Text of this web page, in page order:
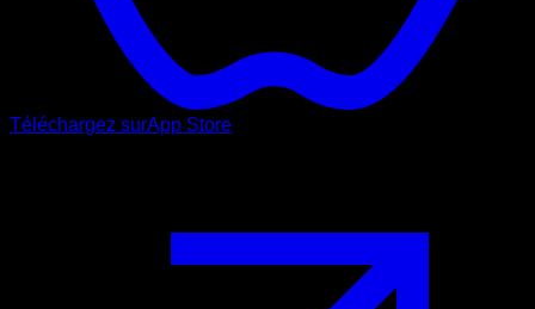
Téléchargez surApp Store